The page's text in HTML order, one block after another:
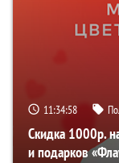
11:34:57
Скидка 1000р.
и подарков